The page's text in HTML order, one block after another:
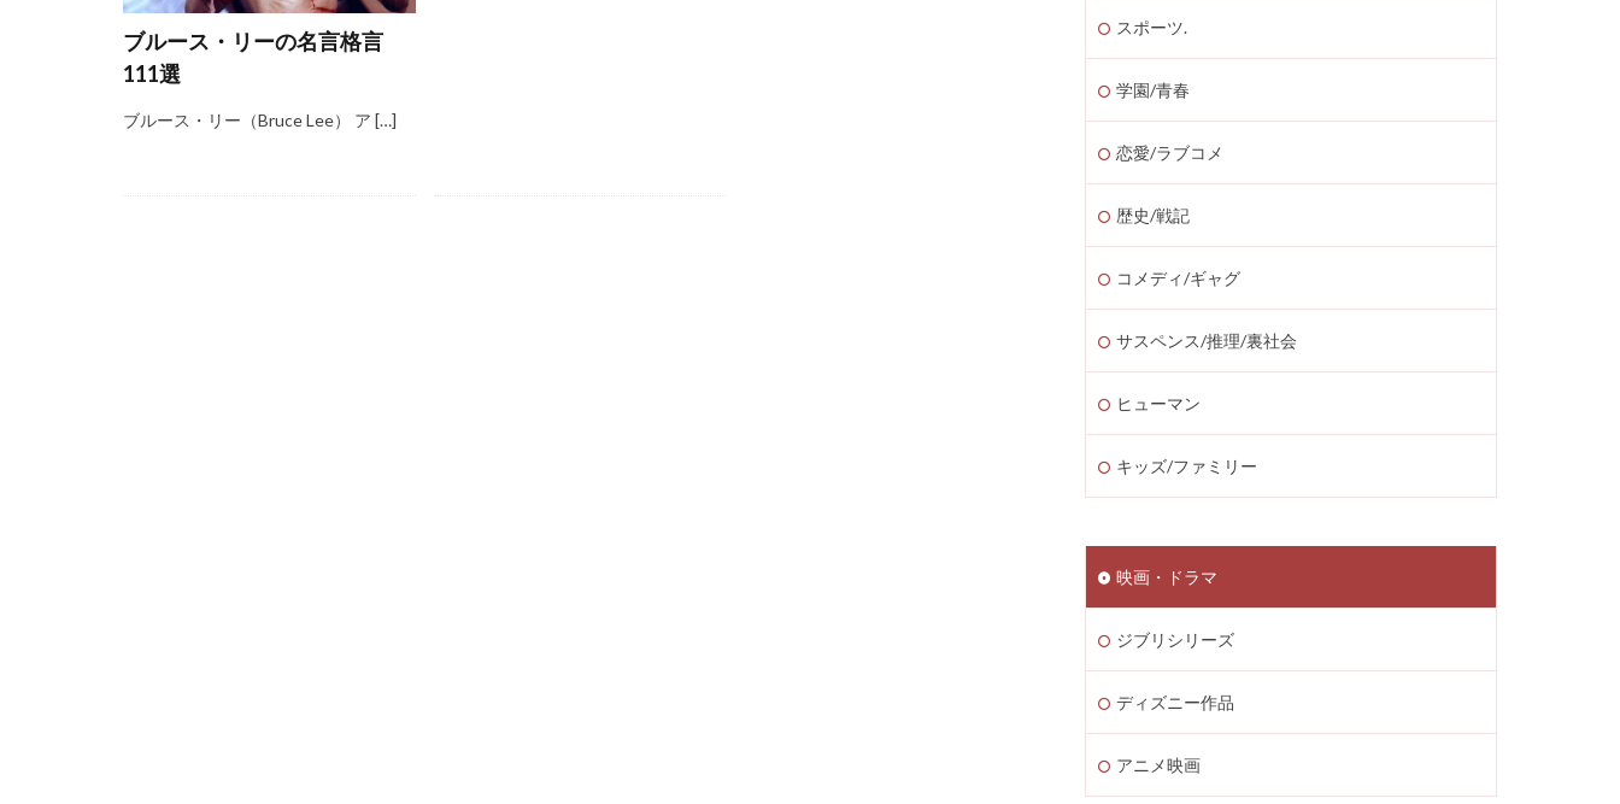
ブルース・リーの名言格言
111選
ブルース・リー（Bruce Lee） ア […]
スポーツ.
学園/青春
恋愛/ラブコメ
歴史/戦記
コメディ/ギャグ
サスペンス/推理/裏社会
ヒューマン
キッズ/ファミリー
映画・ドラマ
ジブリシリーズ
ディズニー作品
アニメ映画